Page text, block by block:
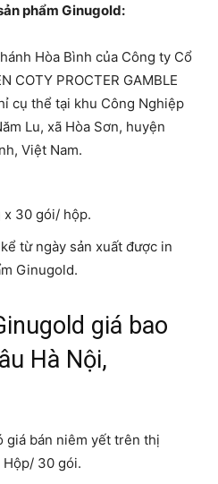
phẩm Ginugold:
Hòa Bình của Công ty Cổ
COTY PROCTER GAMBLE
cụ thể tại khu Công Nghiệp
Lu, xã Hòa Sơn, huyện
Việt Nam.
x 30 gói/ hộp.
từ ngày sản xuất được in
Ginugold.
giá bao
Hà Nội,
giá bán niêm yết trên thị
Hộp/ 30 gói.